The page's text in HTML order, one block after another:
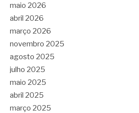
maio 2026
abril 2026
março 2026
novembro 2025
agosto 2025
julho 2025
maio 2025
abril 2025
março 2025